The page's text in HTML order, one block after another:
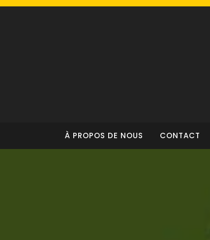
Skip
À PROPOS DE NOUS CONTACT